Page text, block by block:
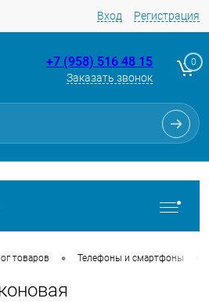
Вход Регистрация
+7 (958) 516 48 15
Заказать звонок
0
товаров • Телефоны и смартфоны